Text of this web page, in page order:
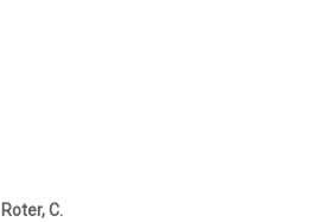
Roter, C.